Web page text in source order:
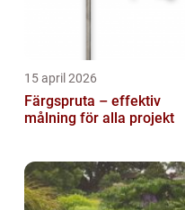
15 april 2026
Färgspruta – effektiv
målning för alla projekt